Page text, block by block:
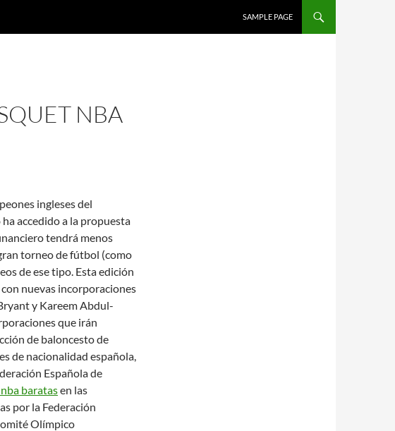
SAMPLE PAGE
NBA
ingleses del
accedido a la propuesta
tendrá menos
torneo de fútbol (como
de ese tipo. Esta edición
nuevas incorporaciones
y Kareem Abdul-
que irán
de baloncesto de
de nacionalidad española,
Española de
baratasen las
por la Federación
Olímpico